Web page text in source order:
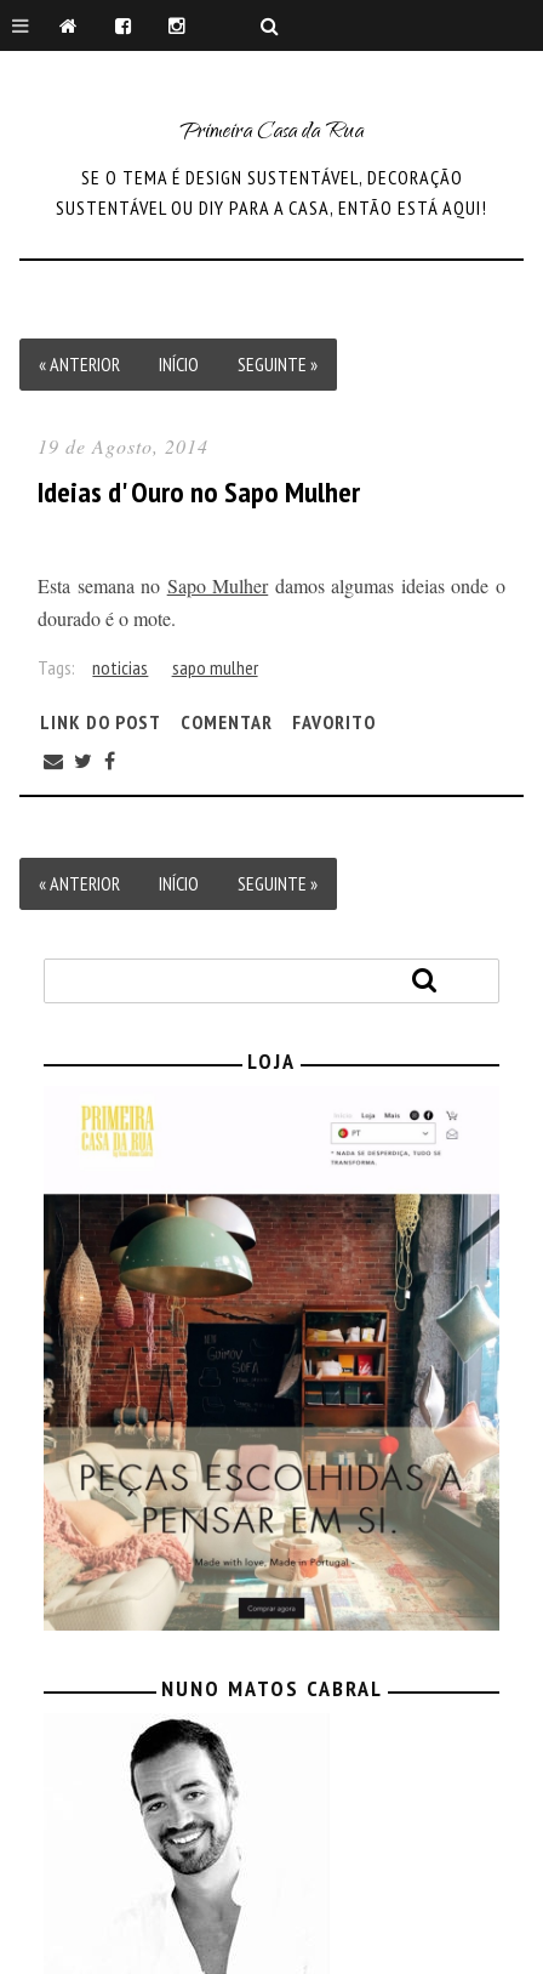
Primeira Casa da Rua
SE O TEMA É DESIGN SUSTENTÁVEL, DECORAÇÃO
SUSTENTÁVEL OU DIY PARA A CASA, ENTÃO ESTÁ AQUI!
« ANTERIOR INÍCIO SEGUINTE »
19 de Agosto, 2014
Ideias d' Ouro no Sapo Mulher
Esta semana no Sapo Mulherdamos algumas ideias onde o
dourado é o mote.
Tags: noticias sapo mulher
LINK DO POST COMENTAR FAVORITO
« ANTERIOR INÍCIO SEGUINTE »
LOJA
NUNO MATOS CABRAL